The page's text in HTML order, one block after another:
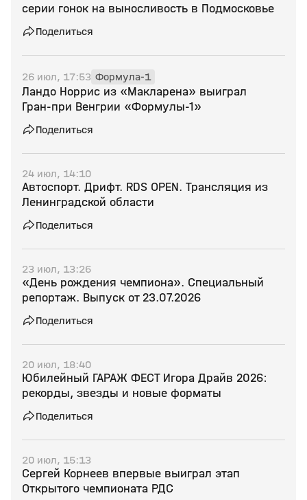
серии гонок на выносливость в Подмосковье
Поделиться
26 июл, 17:53 Формула-1
Ландо Норрис из «Макларена» выиграл
Гран‑при Венгрии «Формулы‑1»
Поделиться
24 июл, 14:10
Автоспорт. Дрифт. RDS OPEN. Трансляция из
Ленинградской области
Поделиться
23 июл, 13:26
«День рождения чемпиона». Специальный
репортаж. Выпуск от 23.07.2026
Поделиться
20 июл, 18:40
Юбилейный ГАРАЖ ФЕСТ Игора Драйв 2026:
рекорды, звезды и новые форматы
Поделиться
20 июл, 15:13
Сергей Корнеев впервые выиграл этап
Открытого чемпионата РДС